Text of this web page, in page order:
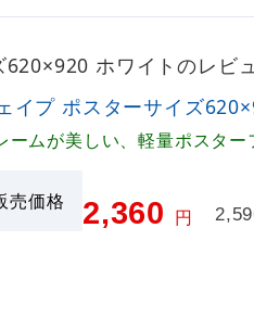
ホワイトのレビ
イプ ポスターサイズ
ームが美しい、軽量ポスター
売価格 2,360 円